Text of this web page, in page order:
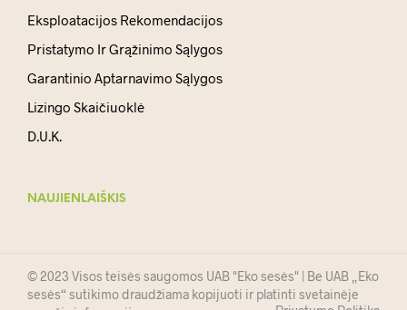
Eksploatacijos Rekomendacijos
Pristatymo Ir Grąžinimo Sąlygos
Garantinio Aptarnavimo Sąlygos
Lizingo Skaičiuoklė
D.U.K.
NAUJIENLAIŠKIS
© 2023 Visos teisės saugomos UAB "Eko sesės" | Be UAB „Eko
sesės“ sutikimo draudžiama kopijuoti ir platinti svetainėje